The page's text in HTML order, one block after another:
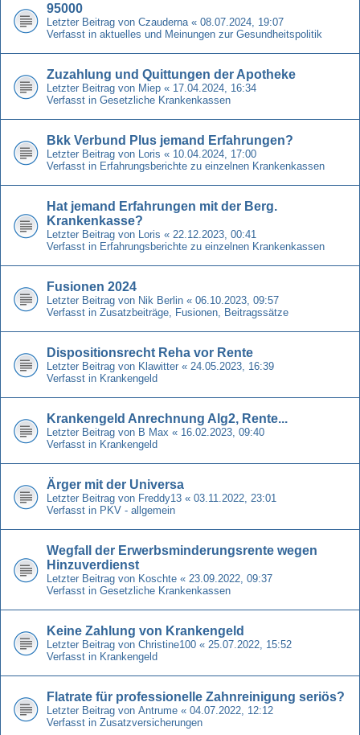
95000
Letzter Beitrag von Czauderna « 08.07.2024, 19:07
Verfasst in aktuelles und Meinungen zur Gesundheitspolitik
Zuzahlung und Quittungen der Apotheke
Letzter Beitrag von Miep « 17.04.2024, 16:34
Verfasst in Gesetzliche Krankenkassen
Bkk Verbund Plus jemand Erfahrungen?
Letzter Beitrag von Loris « 10.04.2024, 17:00
Verfasst in Erfahrungsberichte zu einzelnen Krankenkassen
Hat jemand Erfahrungen mit der Berg.
Krankenkasse?
Letzter Beitrag von Loris « 22.12.2023, 00:41
Verfasst in Erfahrungsberichte zu einzelnen Krankenkassen
Fusionen 2024
Letzter Beitrag von Nik Berlin « 06.10.2023, 09:57
Verfasst in Zusatzbeiträge, Fusionen, Beitragssätze
Dispositionsrecht Reha vor Rente
Letzter Beitrag von Klawitter « 24.05.2023, 16:39
Verfasst in Krankengeld
Krankengeld Anrechnung Alg2, Rente...
Letzter Beitrag von B Max « 16.02.2023, 09:40
Verfasst in Krankengeld
Ärger mit der Universa
Letzter Beitrag von Freddy13 « 03.11.2022, 23:01
Verfasst in PKV - allgemein
Wegfall der Erwerbsminderungsrente wegen
Hinzuverdienst
Letzter Beitrag von Koschte « 23.09.2022, 09:37
Verfasst in Gesetzliche Krankenkassen
Keine Zahlung von Krankengeld
Letzter Beitrag von Christine100 « 25.07.2022, 15:52
Verfasst in Krankengeld
Flatrate für professionelle Zahnreinigung seriös?
Letzter Beitrag von Antrume « 04.07.2022, 12:12
Verfasst in Zusatzversicherungen